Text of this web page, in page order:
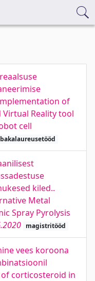
of
Reality tool
cell
bakalaureusetööd
kiled..
Metal
Spray Pyrolysis
magistritööd
vees koroona
corticosteroid in